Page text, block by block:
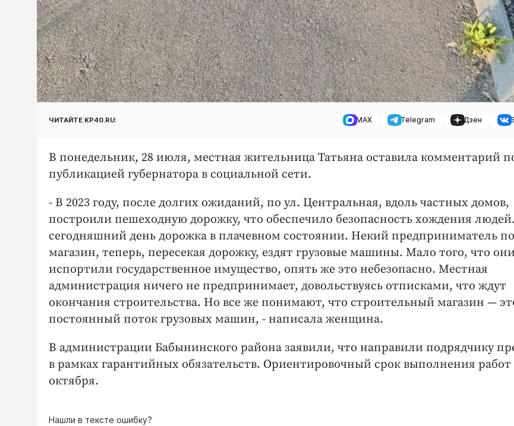
ЧИТАЙТЕ KP40.RU: MAX Telegram Дзен
В понедельник, 28 июля, местная жительница Татьяна оставила комментарий
публикацией губернатора в социальной сети.
- В 2023 году, после долгих ожиданий, по ул. Центральная, вдоль частных домов,
построили пешеходную дорожку, что обеспечило безопасность хождения
сегодняшний день дорожка в плачевном состоянии. Некий предприниматель
магазин, теперь, пересекая дорожку, ездят грузовые машины. Мало того, что они
испортили государственное имущество, опять же это небезопасно. Местная
администрация ничего не предпринимает, довольствуясь отписками, что ждут
окончания строительства. Но все же понимают, что строительный магазин —
постоянный поток грузовых машин, - написала женщина.
В администрации Бабынинского района заявили, что направили подрядчику
в рамках гарантийных обязательств. Ориентировочный срок выполнения работ
октября.
Нашли в тексте ошибку?